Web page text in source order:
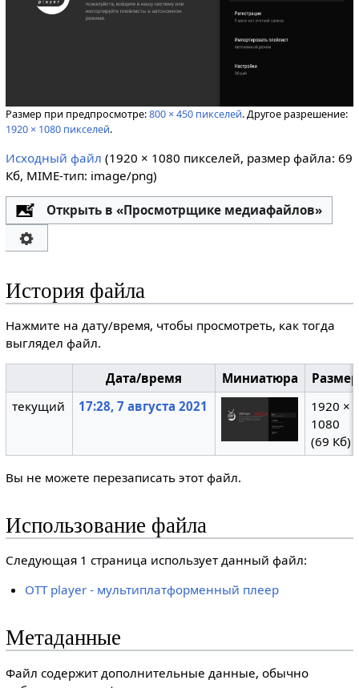
Размер при предпросмотре:800 × 450 пикселей.Другое разрешение:
1920 × 1080 пикселей.
Исходный файл (1920 × 1080 пикселей, размер файла: 69
Кб, MIME-тип: image/png)
Открыть в «Просмотрщике медиафайлов»
История файла
Нажмите на дату/время, чтобы просмотреть, как тогда
выглядел файл.
Дата/время Миниатюра
текущий
17:28, 7 августа 2021
1920 ×
1080
(69 Кб)
Вы не можете перезаписать этот файл.
Использование файла
Следующая 1 страница использует данный файл:
OTT player - мультиплатформенный плеер
Метаданные
Файл содержит дополнительные данные, обычно